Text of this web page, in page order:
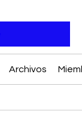
Archivos